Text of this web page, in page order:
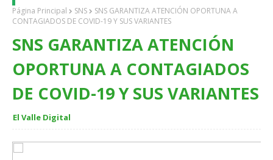
Página Principal SNS
SNS GARANTIZA ATENCIÓN OPORTUNA A
CONTAGIADOS DE COVID-19 Y SUS VARIANTES
SNS GARANTIZA ATENCIÓN
OPORTUNA A CONTAGIADOS
DE COVID-19 Y SUS VARIANTES
El Valle Digital